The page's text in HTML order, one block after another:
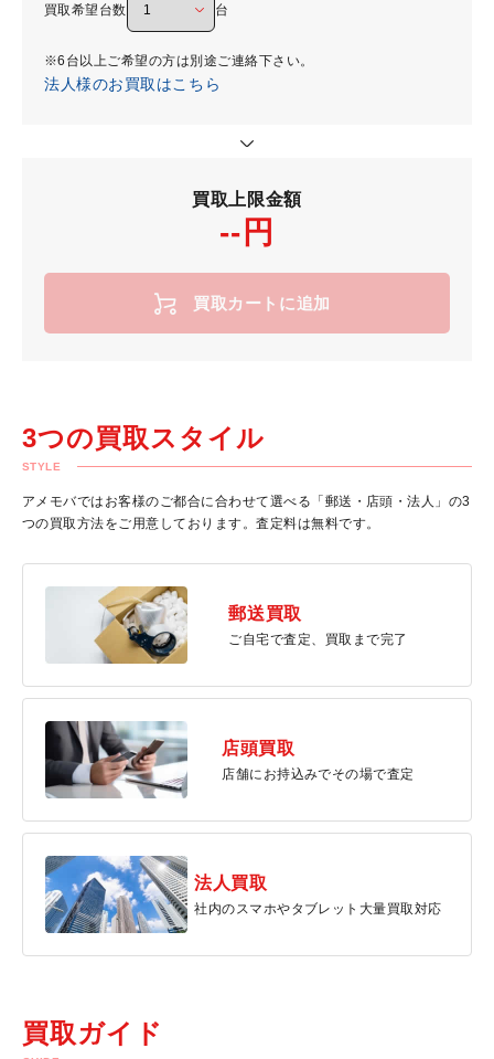
買取希望台数 台
※6台以上ご希望の方は別途ご連絡下さい。
法人様のお買取はこちら
買取上限金額
--円
買取カートに追加
3つの買取スタイル
STYLE
アメモバではお客様のご都合に合わせて選べる「郵送・店頭・法人」の3
つの買取方法をご用意しております。査定料は無料です。
郵送買取
ご自宅で査定、買取まで完了
店頭買取
店舗にお持込みでその場で査定
法人買取
社内のスマホやタブレット大量買取対応
買取ガイド